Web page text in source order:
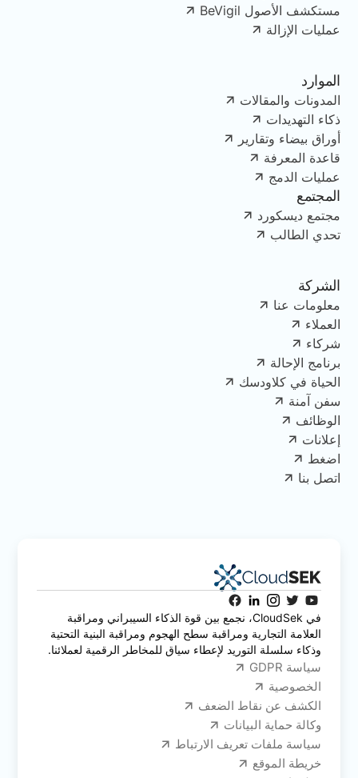
مستكشف الأصول BeVigil
عمليات الإزالة
الموارد
المدونات والمقالات
ذكاء التهديدات
أوراق بيضاء وتقارير
قاعدة المعرفة
عمليات الدمج
المجتمع
مجتمع ديسكورد
تحدي الطالب
الشركة
معلومات عنا
العملاء
شركاء
برنامج الإحالة
الحياة في كلاودسك
سفن آمنة
الوظائف
إعلانات
اضغط
اتصل بنا
في CloudSek، نجمع بين قوة الذكاء السيبراني ومراقبة
العلامة التجارية ومراقبة سطح الهجوم ومراقبة البنية التحتية
وذكاء سلسلة التوريد لإعطاء سياق للمخاطر الرقمية لعملائنا.
سياسة GDPR
الخصوصية
الكشف عن نقاط الضعف
وكالة حماية البيانات
سياسة ملفات تعريف الارتباط
خريطة الموقع